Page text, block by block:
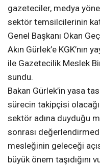
gazeteciler, medya
sektör temsilcilerinin
Genel Başkanı Okan
Akın Gürlek’e KGK’nın
ile Gazetecilik Meslek
sundu.
Bakan Gürlek’in yasa
sürecin takipçisi
sektör adına duyduğu
sonrası
mesleğinin geleceği
büyük önem taşıdığını